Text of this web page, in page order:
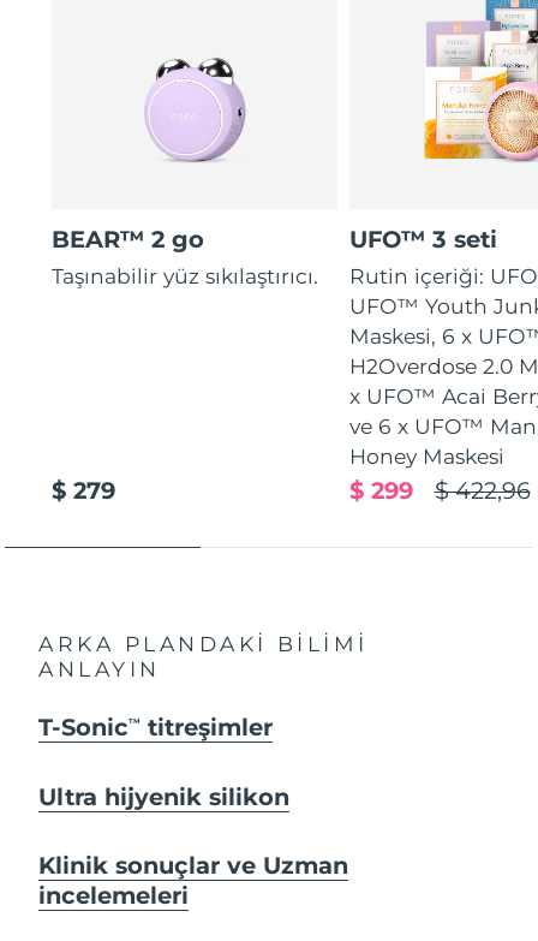
BEAR™ 2 go
Taşınabilir yüz sıkılaştırıcı.
$ 279
UFO™ 3 seti
Rutin içeriği:
UFO™ Youth
Maskesi, 6 x
H2Overdose 2.0
x UFO™ Acai
ve 6 x UFO™
Honey Maskesi
$ 422,96
$ 299
ARKA PLANDAKİ BİLİMİ
ANLAYIN
T-SonicTM titreşimler
Ultra hijyenik silikon
Klinik sonuçlar ve Uzman
incelemeleri